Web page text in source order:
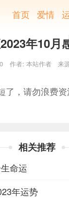
首页 爱情
年10月
作者: 本站作者 来
了，请勿浪费
相关推荐
命运
年运势